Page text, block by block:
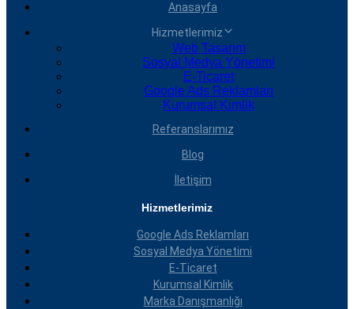
Anasayfa
Hizmetlerimiz
Web Tasarım
Sosyal Medya Yönetimi
E-Ticaret
Google Ads Reklamları
Kurumsal Kimlik
Referanslarımız
Blog
İletişim
Hizmetlerimiz
Google Ads Reklamları
Sosyal Medya Yönetimi
E-Ticaret
Kurumsal Kimlik
Marka Danışmanlığı